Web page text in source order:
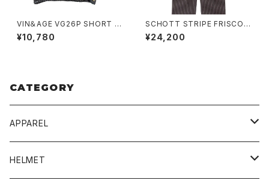
VIN＆AGE VG26P SHORT P
UNCHING GLOVES
¥10,780
SCHOTT STRIPE FRISCO P
ANTS
¥24,200
CATEGORY
APPAREL
BLUCO
HELMET